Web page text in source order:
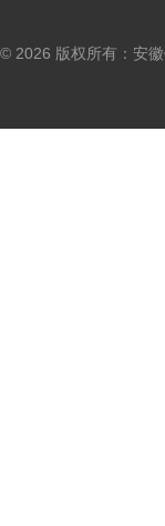
© 2026 版权所有：安